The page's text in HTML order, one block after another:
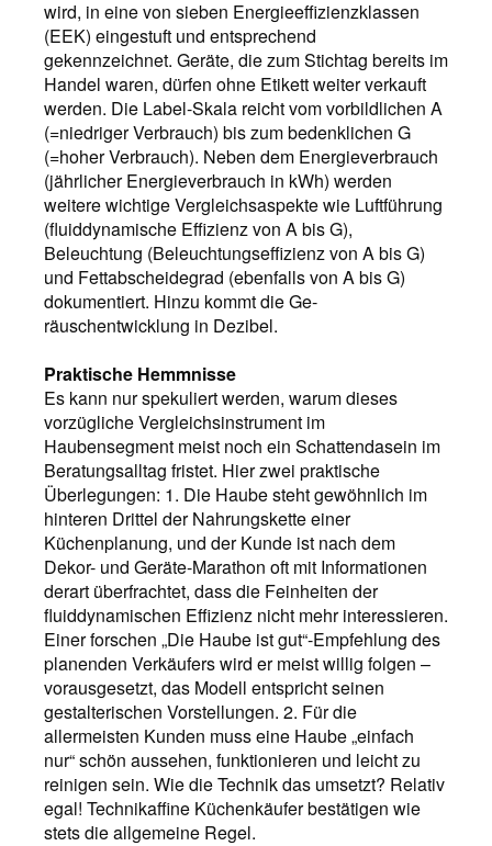
wird, in eine von sieben Energieeffizienzklassen
(EEK) eingestuft und entsprechend
gekennzeichnet. Geräte, die zum Stichtag bereits im
Handel waren, dürfen ohne Etikett weiter verkauft
werden. Die Label-Skala reicht vom vorbildlichen A
(=niedriger Verbrauch) bis zum bedenklichen G
(=hoher Verbrauch). Neben dem Energieverbrauch
(jährlicher Energieverbrauch in kWh) werden
weitere wichtige Vergleichsaspekte wie Luftführung
(fluiddynamische Effizienz von A bis G),
Beleuchtung (Beleuchtungseffizienz von A bis G)
und Fettabscheidegrad (ebenfalls von A bis G)
dokumentiert. Hinzu kommt die Ge­
räuschentwicklung in Dezibel.
Praktische Hemmnisse
Es kann nur spekuliert werden, warum dieses
vorzügliche Vergleichsinstrument im
Haubensegment meist noch ein Schattendasein im
Beratungsalltag fristet. Hier zwei praktische
Überlegungen: 1. Die Haube steht gewöhnlich im
hinteren Drittel der Nahrungskette einer
Küchenplanung, und der Kunde ist nach dem
Dekor- und Geräte-Marathon oft mit Informationen
derart überfrachtet, dass die Feinheiten der
fluiddynamischen Effizienz nicht mehr interessieren.
Einer forschen „Die Haube ist gut“-Empfehlung des
planenden Verkäufers wird er meist willig folgen –
vorausgesetzt, das Modell entspricht seinen
gestalterischen Vorstellungen. 2. Für die
allermeisten Kunden muss eine Haube „einfach
nur“ schön aussehen, funktionieren und leicht zu
reinigen sein. Wie die Technik das umsetzt? Relativ
egal! Technikaffine Küchenkäufer bestätigen wie
stets die allgemeine Regel.